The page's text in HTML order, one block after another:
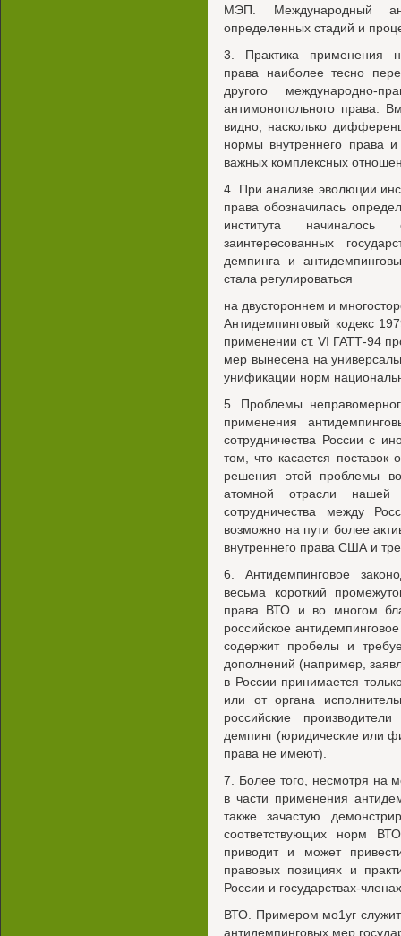
МЭП. Международный
определенных стадий и
3. Практика применения
права наиболее тесно
другого международно-
антимонопольного права.
видно, насколько
нормы внутреннего права
важных комплексных
4. При анализе эволюции
права обозначилась
института
заинтересованных
демпинга и
стала регулироваться
на двустороннем и
Антидемпинговый кодекс
применении ст. VI ГАТТ-94
мер вынесена на
унификации норм
5. Проблемы
применения
сотрудничества России с
том, что касается
решения этой проблемы
атомной отрасли нашей
сотрудничества между
возможно на пути более
внутреннего права США и
6. Антидемпинговое
весьма короткий
права ВТО и во многом
российское
содержит пробелы и
дополнений (например,
в России принимается
или от органа
российские
демпинг (юридические или
права не имеют).
7. Более того, несмотря
в части применения
также зачастую
соответствующих норм
приводит и может
правовых позициях и
России и государствах-членах
ВТО. Примером мо1уг
антидемпинговых мер